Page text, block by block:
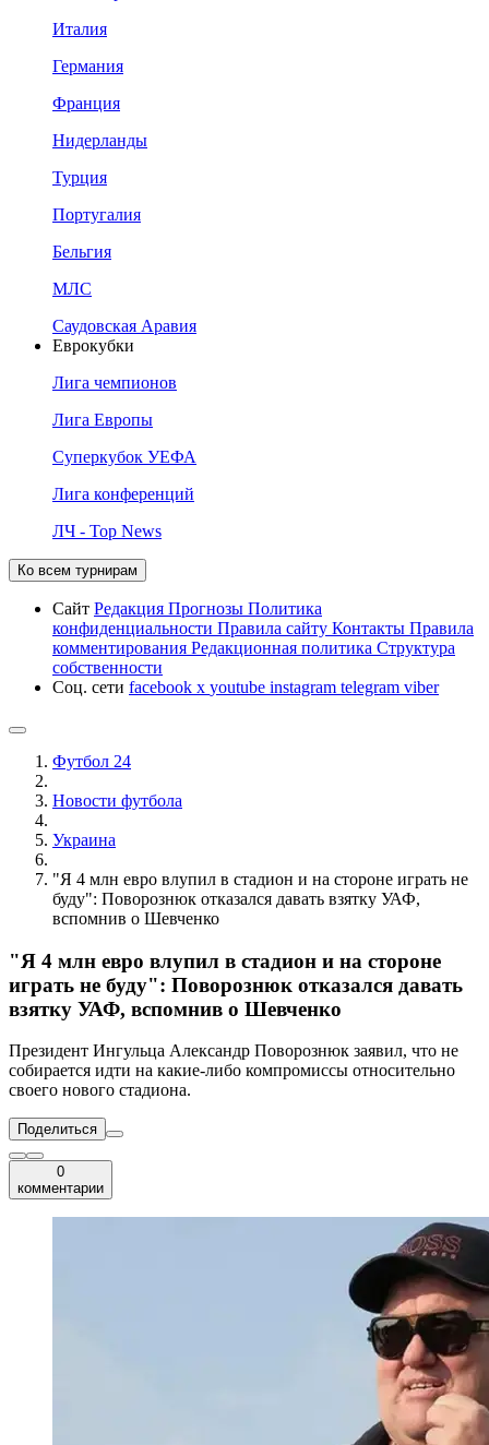
Италия
Германия
Франция
Нидерланды
Турция
Португалия
Бельгия
МЛС
Саудовская Аравия
Еврокубки
Лига чемпионов
Лига Европы
Суперкубок УЕФА
Лига конференций
ЛЧ - Top News
Ко всем турнирам
Сайт Редакция Прогнозы Политика
конфиденциальности Правила сайту Контакты Правила
комментирования Редакционная политика Структура
собственности
Соц. сети facebook x youtube instagram telegram viber
Футбол 24
Новости футбола
Украина
"Я 4 млн евро влупил в стадион и на стороне играть не
буду": Поворознюк отказался давать взятку УАФ,
вспомнив о Шевченко
"Я 4 млн евро влупил в стадион и на стороне
играть не буду": Поворознюк отказался давать
взятку УАФ, вспомнив о Шевченко
Президент Ингульца Александр Поворознюк заявил, что не
собирается идти на какие-либо компромиссы относительно
своего нового стадиона.
Поделиться
0
комментарии